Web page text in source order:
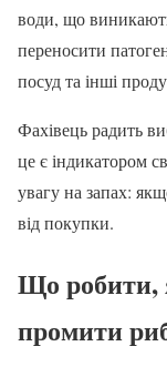
води, що
переносити
посуд та інші
Фахівець радить
це є індикатором
увагу на запах:
від покупки.
Що робити,
промити